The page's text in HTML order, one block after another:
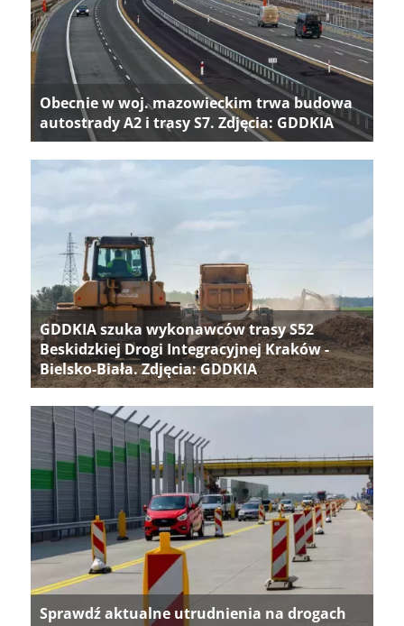
Obecnie w woj. mazowieckim trwa budowa
autostrady A2 i trasy S7. Zdjęcia: GDDKIA
GDDKIA szuka wykonawców trasy S52
Beskidzkiej Drogi Integracyjnej Kraków -
Bielsko-Biała. Zdjęcia: GDDKIA
Sprawdź aktualne utrudnienia na drogach